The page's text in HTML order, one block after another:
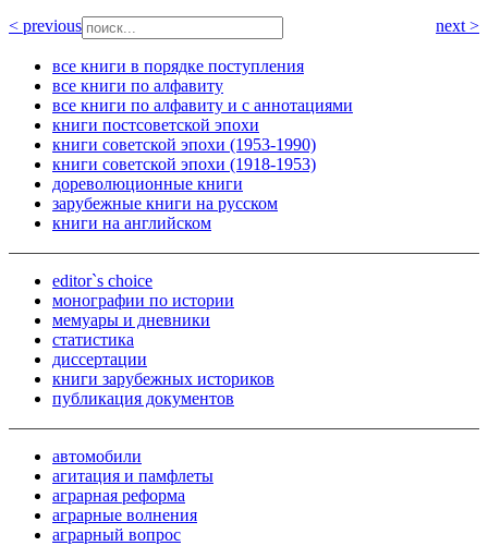
< previous
next >
все книги в порядке поступления
все книги по алфавиту
все книги по алфавиту и с аннотациями
книги постсоветской эпохи
книги советской эпохи (1953-1990)
книги советской эпохи (1918-1953)
дореволюционные книги
зарубежные книги на русском
книги на английском
editor`s choice
монографии по истории
мемуары и дневники
статистика
диссертации
книги зарубежных историков
публикация документов
автомобили
агитация и памфлеты
аграрная реформа
аграрные волнения
аграрный вопрос